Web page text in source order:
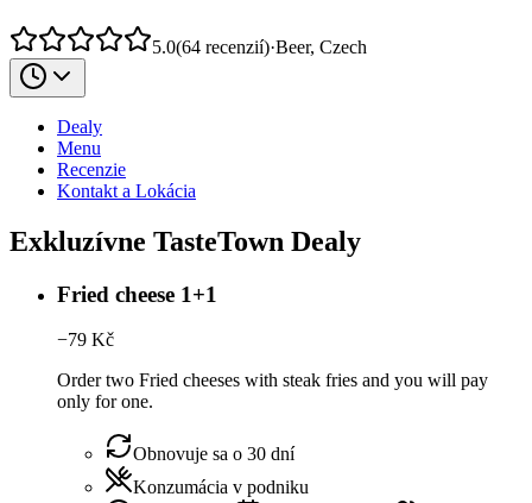
5.0(64 recenzií)·Beer, Czech
Dealy
Menu
Recenzie
Kontakt a Lokácia
Exkluzívne TasteTown Dealy
Fried cheese 1+1
−79 Kč
Order two Fried cheeses with steak fries and you will pay
only for one.
Obnovuje sa o 30 dní
Konzumácia v podniku